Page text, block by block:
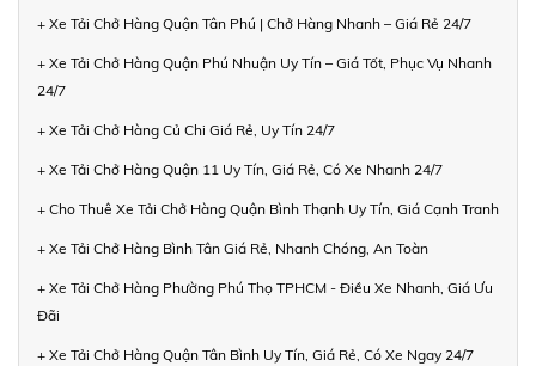
+ Xe Tải Chở Hàng Quận Tân Phú | Chở Hàng Nhanh – Giá Rẻ 24/7
+ Xe Tải Chở Hàng Quận Phú Nhuận Uy Tín – Giá Tốt, Phục Vụ Nhanh
24/7
+ Xe Tải Chở Hàng Củ Chi Giá Rẻ, Uy Tín 24/7
+ Xe Tải Chở Hàng Quận 11 Uy Tín, Giá Rẻ, Có Xe Nhanh 24/7
+ Cho Thuê Xe Tải Chở Hàng Quận Bình Thạnh Uy Tín, Giá Cạnh Tranh
+ Xe Tải Chở Hàng Bình Tân Giá Rẻ, Nhanh Chóng, An Toàn
+ Xe Tải Chở Hàng Phường Phú Thọ TPHCM - Điều Xe Nhanh, Giá Ưu
Đãi
+ Xe Tải Chở Hàng Quận Tân Bình Uy Tín, Giá Rẻ, Có Xe Ngay 24/7